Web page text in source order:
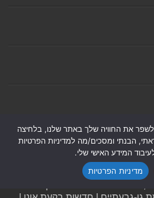
Powered by
את החוויה שלך באתר שלנו, בלחיצה
הבנתי ומסכים/מה למדיניות הפרטיות
המידע האישי שלי.
מדיניות הפרטיות